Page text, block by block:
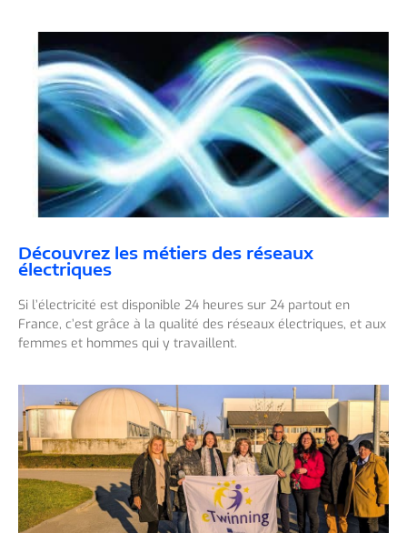
Découvrez les métiers des réseaux
électriques
Si l’électricité est disponible 24 heures sur 24 partout en
France, c’est grâce à la qualité des réseaux électriques, et aux
femmes et hommes qui y travaillent.